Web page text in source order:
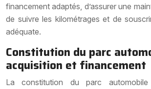
financement adaptés, d’assurer une
de suivre les kilométrages et de
adéquate.
Constitution du parc
acquisition et financement
La constitution du parc